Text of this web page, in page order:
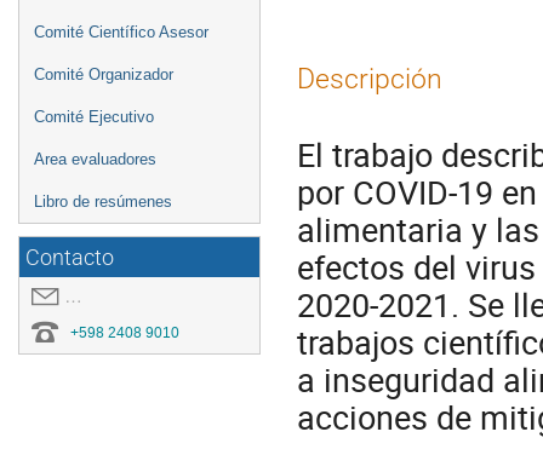
Comité Científico Asesor
Comité Organizador
Comité Ejecutivo
Area evaluadores
Libro de resúmenes
Contacto
covid19.congresoei@gmail.com
+598 2408 9010
Descripción
El trabajo
por COVID-19
alimentaria y
efectos del
2020-2021. Se
trabajos
a inseguridad
acciones de